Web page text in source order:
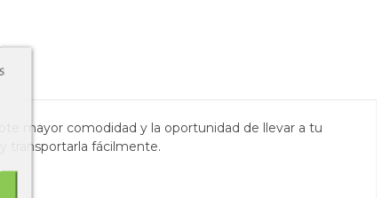
mayor comodidad y la oportunidad de llevar a tu
transportarla fácilmente.